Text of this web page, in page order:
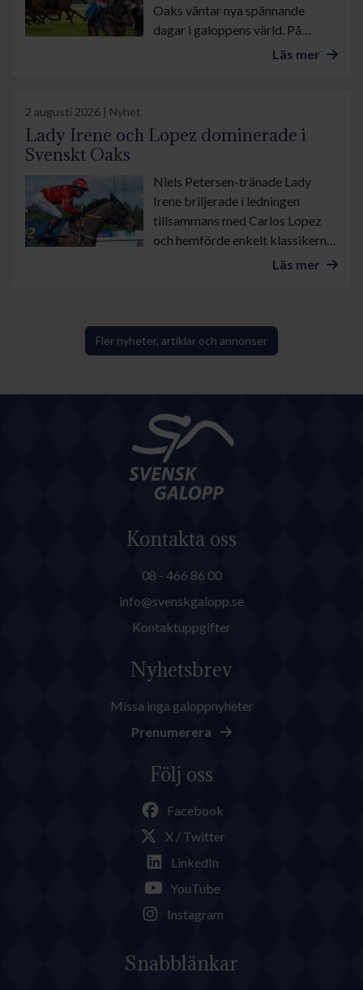
Oaks väntar nya spännande
dagar i galoppens värld. På
onsdag är det lunchgalopp på
Ålborg. Sedan avslutas veckan
med årets stora familjedag på
annat Göteborgs Stora Pris.
Läs mer
2 augusti 2026 | Nyhet
Lady Irene och Lopez dominerade i
Svenskt Oaks
Niels Petersen-tränade Lady
Irene briljerade i ledningen
tillsammans med Carlos Lopez
och hemförde enkelt klassikern
Svenskt Oaks, stonas eget Derby
Madeleine Smith i sadeln
motståndarna bakom sig genom
Läs mer
Fler nyheter, artiklar och annonser
Kontakta oss
08 - 466 86 00
info@svenskgalopp.se
Kontaktuppgifter
Nyhetsbrev
Missa inga galoppnyheter
Prenumerera
Följ oss
Facebook
X / Twitter
LinkedIn
YouTube
Instagram
Snabblänkar